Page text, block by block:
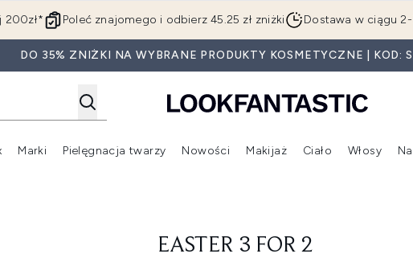
Przejdź do głównej treści
200zł* Poleć znajomego i odbierz 45.25 zł zniżki Dostawa w ciągu
DO 35% ZNIŻKI NA WYBRANE PRODUKTY KOSMETYCZNE | KOD:
Wejdź do podmenu (Beauty Box)
Marki
Wejdź do podmenu (Marki)
Pielęgnacja twarzy
Wejdź do podmenu (Pielęgnacja twarzy)
Nowości
Wejdź do podmenu (Nowości)
Makijaż Ciało Włosy
EASTER 3 FOR 2